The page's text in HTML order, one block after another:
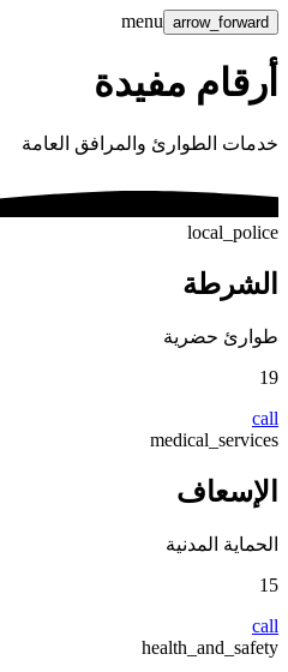
arrow_forward
menu
أرقام مفيدة
خدمات الطوارئ والمرافق العامة
local_police
الشرطة
طوارئ حضرية
19
call
medical_services
الإسعاف
الحماية المدنية
15
call
health_and_safety